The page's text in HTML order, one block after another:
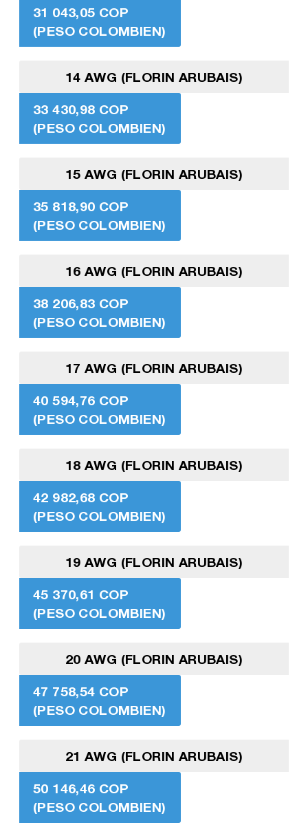
31 043,05 COP
(PESO COLOMBIEN)
14 AWG (FLORIN ARUBAIS)
33 430,98 COP
(PESO COLOMBIEN)
15 AWG (FLORIN ARUBAIS)
35 818,90 COP
(PESO COLOMBIEN)
16 AWG (FLORIN ARUBAIS)
38 206,83 COP
(PESO COLOMBIEN)
17 AWG (FLORIN ARUBAIS)
40 594,76 COP
(PESO COLOMBIEN)
18 AWG (FLORIN ARUBAIS)
42 982,68 COP
(PESO COLOMBIEN)
19 AWG (FLORIN ARUBAIS)
45 370,61 COP
(PESO COLOMBIEN)
20 AWG (FLORIN ARUBAIS)
47 758,54 COP
(PESO COLOMBIEN)
21 AWG (FLORIN ARUBAIS)
50 146,46 COP
(PESO COLOMBIEN)